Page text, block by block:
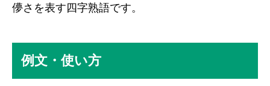
儚さを表す四字熟語です。
例文・使い方